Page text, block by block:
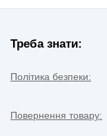
Треба знати:
Політика безпеки:
Повернення товару: